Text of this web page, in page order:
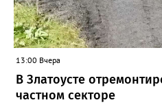
13:00 Вчера
В Златоусте
частном секторе